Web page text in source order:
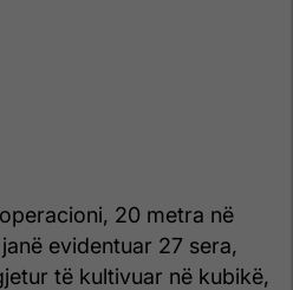
20 metra në
evidentuar 27 sera,
të kultivuar në kubikë,